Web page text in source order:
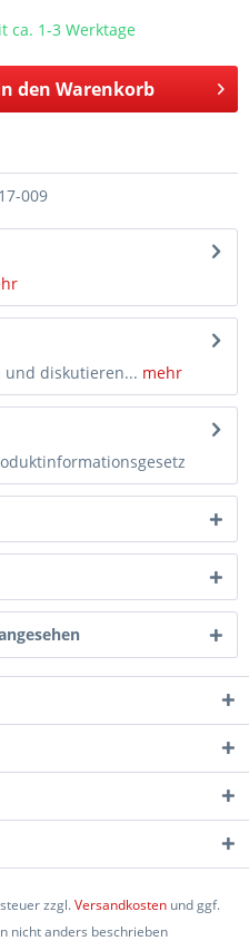
ca. 1-3 Werktage
den Warenkorb
009
und diskutieren... mehr
zzgl.Versandkosten und ggf.
nicht anders beschrieben